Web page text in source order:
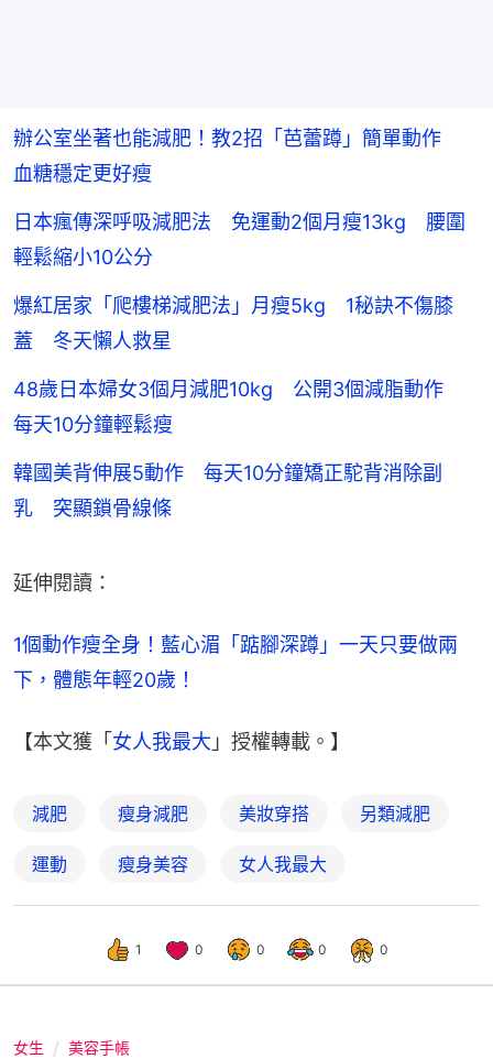
辦公室坐著也能減肥！教2招「芭蕾蹲」簡單動作
血糖穩定更好瘦
日本瘋傳深呼吸減肥法 免運動2個月瘦13kg 腰圍
輕鬆縮小10公分
爆紅居家「爬樓梯減肥法」月瘦5kg 1秘訣不傷膝
蓋 冬天懶人救星
48歲日本婦女3個月減肥10kg 公開3個減脂動作
每天10分鐘輕鬆瘦
韓國美背伸展5動作 每天10分鐘矯正駝背消除副
乳 突顯鎖骨線條
延伸閱讀：
1個動作瘦全身！藍心湄「踮腳深蹲」一天只要做兩
下，體態年輕20歲！
【本文獲「 女人我最大 」授權轉載。】
減肥 瘦身減肥 美妝穿搭 另類減肥
運動 瘦身美容 女人我最大
1 0 0 0 0
女生 美容手帳